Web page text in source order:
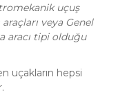
uçuş
veya Genel
aracı tipi olduğu
uçakların hepsi